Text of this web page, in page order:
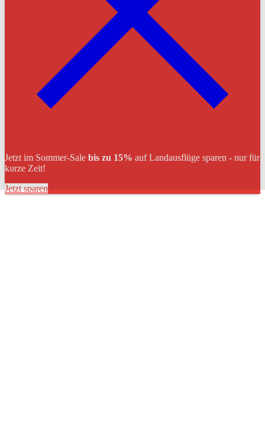
Jetzt im Sommer-Sale bis zu 15% auf Landausflüge sparen - nur für
kurze Zeit!
Jetzt sparen